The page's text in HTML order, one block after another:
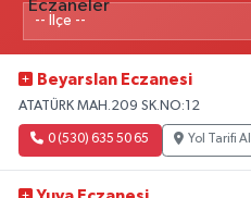
Beyarslan Eczanesi
ATATÜRK MAH.209 SK.NO:12
0 (530) 635 50 65 Yol Tarifi Al